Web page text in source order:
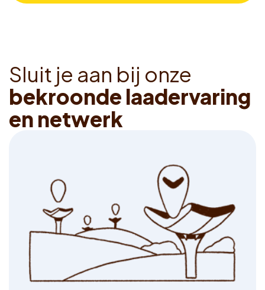
Sluit je aan bij onze
bekroonde laadervaring
en netwerk